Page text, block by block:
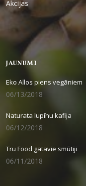
Akcijas
JAUNUMI
Eko Allos piens vegāniem
06/13/2018
Naturata lupīnu kafija
06/12/2018
Tru Food gatavie smūtiji
06/11/2018